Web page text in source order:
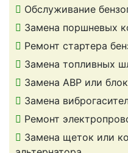
Обслуживание
Замена поршневых
Ремонт стартера
Замена топливных
Замена АВР или
Замена
Ремонт
Замена щеток или